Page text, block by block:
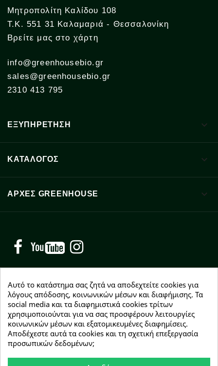
Μητροπολίτη Καλίδου 108
Τ.Κ. 551 31 Καλαμαριά - Θεσσαλονίκη
Βρείτε μας στο χάρτη
info@greenhousebio.gr
sales@greenhousebio.gr
2310 413 795
ΕΞΥΠΗΡΕΤΗΣΗ 
ΚΑΤΑΛΟΓΟΣ 
ΑΡΧΈΣ GREENHOUSE 
Facebook YouTube
NEWSLETTER
Εγγραφείτε δωρεάν και θα είστε οι πρώτοι που θα
λάβετε τα νέα μας γύρω από προσφορές, εκπτώσεις
και νέα προϊόντα.
Αυτό το κατάστημα σας ζητά να αποδεχτείτε cookies για
λόγους απόδοσης, κοινωνικών μέσων και διαφήμισης. Τα
social media και τα διαφημιστικά cookies τρίτων
χρησιμοποιούνται για να σας προσφέρουν λειτουργίες
κοινωνικών μέσων και εξατομικευμένες διαφημίσεις.
Αποδέχεστε αυτά τα cookies και τη σχετική επεξεργασία
προσωπικών δεδομένων;